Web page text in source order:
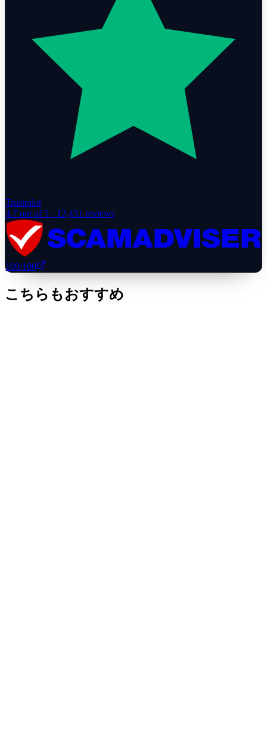
Trustpilot
4.7 out of 5 · 12,431 reviews
100/100
こちらもおすすめ